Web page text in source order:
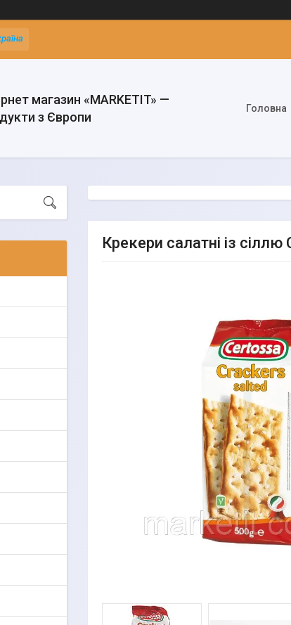
магазин «MARKETIT» —
з Європи
Головна
Крекери салатні із